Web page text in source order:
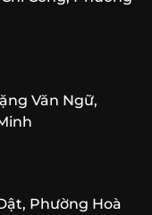
Văn Ngữ,
Phường Hoà